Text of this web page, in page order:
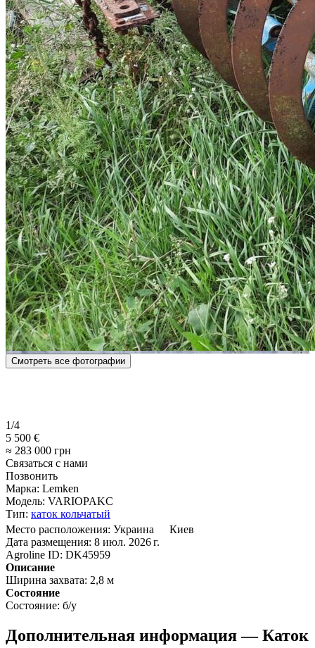
Смотреть все фотографии
1/4
5 500 €
≈ 283 000 грн
Связаться с нами
Позвонить
Марка: Lemken
Модель: VARIOPAKC
Тип: каток кольчатый
Место расположения: Украина
Киев
Дата размещения: 8 июл. 2026 г.
Agroline ID: DK45959
Описание
Ширина захвата: 2,8 м
Состояние
Состояние: б/у
Дополнительная информация — Каток